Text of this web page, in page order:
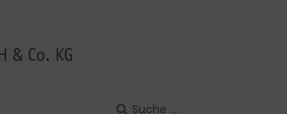
Search
Search